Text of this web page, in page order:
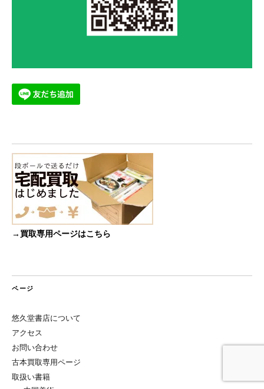
→買取専用ページはこちら
ページ
悠久堂書店について
アクセス
お問い合わせ
古本買取専用ページ
取扱い書籍